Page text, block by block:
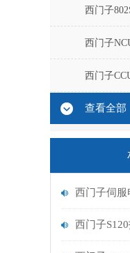
西门子
西门子
西门子
查看全部
西门子伺
西门子